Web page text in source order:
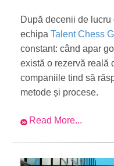
După decenii de
echipa Talent Chess
constant: când apar
există o rezervă reală
companiile tind să
metode și procese.
Read More...